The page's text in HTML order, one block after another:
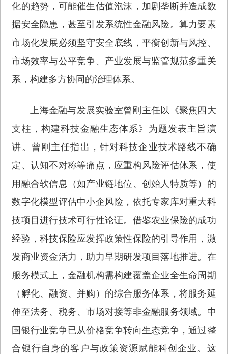
化的趋势，可能催生估值泡沫，加剧垄断并造成数
据安全隐患，甚至引发系统性金融风险。算力要素
市场化发展必须坚守安全底线，平衡创新与风控、
市场效率与公平竞争、产业发展与监管规范多重关
系，构建多方协同的治理体系。
上海金融与发展实验室曾刚主任以《聚焦四大
支柱，构建科技金融生态体系》为题发表主旨演
讲。曾刚主任指出，针对科技企业技术路线不确
定、认知不对称等痛点，应重构风险评估体系，使
用融合软信息（如产业链地位、创始人特质等）的
数字化模型评估中小企风险，依托专家库对重大科
技项目进行技术可行性论证。借鉴农业保险的成功
经验，科技保险应发挥政策性保险的引导作用，激
发商业资金活力，助力早期研发项目落地推进。在
服务模式上，金融机构需构建覆盖企业全生命周期
（孵化、融资、并购）的综合服务体系，将服务延
伸至法务、税务、市场对接等非金融服务领域。中
国银行业竞争已从价格竞争转向生态竞争，通过整
合银行自身的客户与政策资源赋能科创企业。这